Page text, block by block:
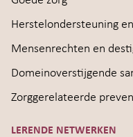
Herstelondersteuning
Mensenrechten en
Domeinoverstijgende
Zorggerelateerde
LERENDE NETWERKEN